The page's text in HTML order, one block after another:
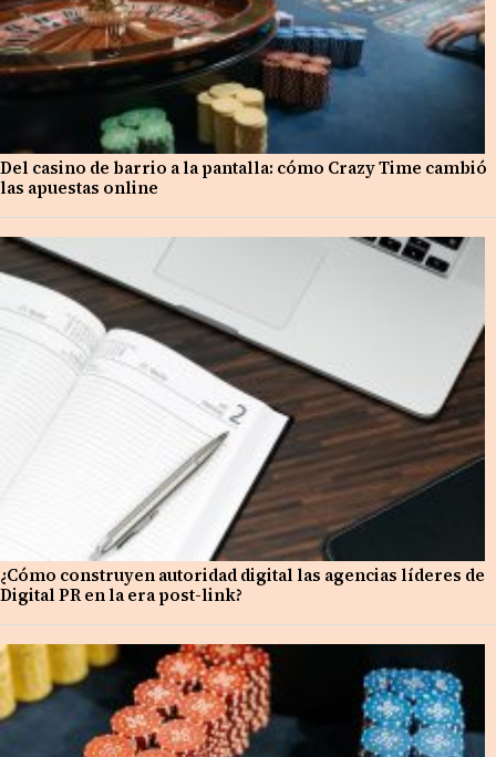
Del casino de barrio a la pantalla: cómo Crazy Time cambió
las apuestas online
¿Cómo construyen autoridad digital las agencias líderes de
Digital PR en la era post-link?